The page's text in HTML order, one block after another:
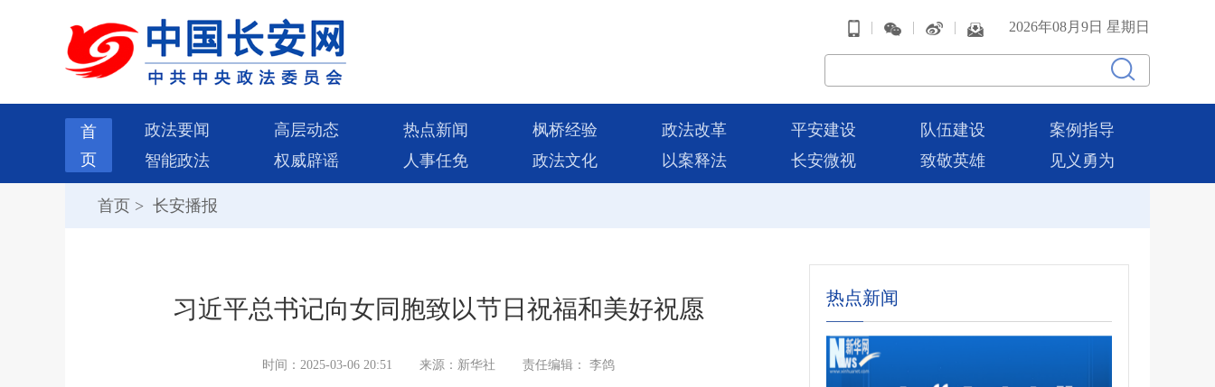
| | | 2026年08月9日 星期日
首
页
政法要闻 高层动态 热点新闻 枫桥经验 政法改革 平安建设 队伍建设
案例指导
智能政法
权威辟谣 人事任免 政法文化 以案释法 长安微视 致敬英雄 见义勇为
首页 > 长安播报
习近平总书记向女同胞致以节日祝福和美好祝愿
时间：2025-03-06 20:51 来源：新华社 责任编辑： 李鸽
热点新闻